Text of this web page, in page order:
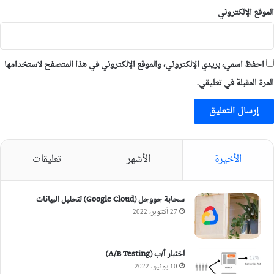
الموقع الإلكتروني
احفظ اسمي، بريدي الإلكتروني، والموقع الإلكتروني في هذا المتصفح لاستخدامها
المرة المقبلة في تعليقي.
الأخيرة الأشهر تعليقات
سحابة جووجل (Google Cloud) لتحليل البيانات
27 أكتوبر، 2022
اختبار أ/ب (A/B Testing)
10 يونيو، 2022